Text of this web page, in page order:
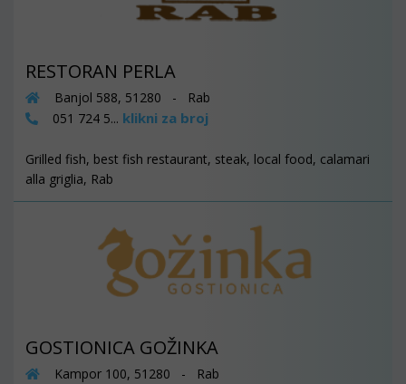
RESTORAN PERLA
Banjol 588, 51280 - Rab
051 724 5... klikni za broj
Grilled fish, best fish restaurant, steak, local food, calamari
alla griglia, Rab
GOSTIONICA GOŽINKA
Kampor 100, 51280 - Rab